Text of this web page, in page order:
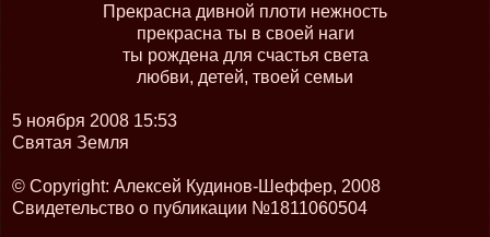
Прекрасна дивной плоти нежность
прекрасна ты в своей наги
ты рождена для счастья света
любви, детей, твоей семьи
5 ноября 2008 15:53
Святая Земля
© Copyright: Алексей Кудинов-Шеффер, 2008
Свидетельство о публикации №1811060504